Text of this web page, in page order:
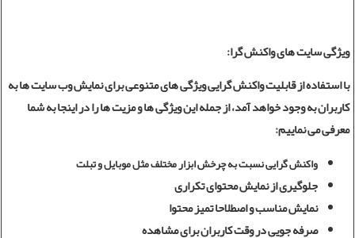
ویژگی سایت های واکنش گرا:
با استفاده از قابلیت واکنش گرایی ویژگی های متنوعی برای نمایش وب سایت ها به
کاربران به وجود خواهد آمد، از جمله این ویژگی ها و مزیت ها را در اینجا به شما
معرفی می نماییم:
واکنش گرایی نسبت به چرخش ابزار مختلف مثل موبایل و تبلت
جلوگیری از نمایش محتوای تکراری
نمایش مناسب و اصطلاحا تمیز محتوا
صرفه جویی در وقت کاربران برای مشاهده